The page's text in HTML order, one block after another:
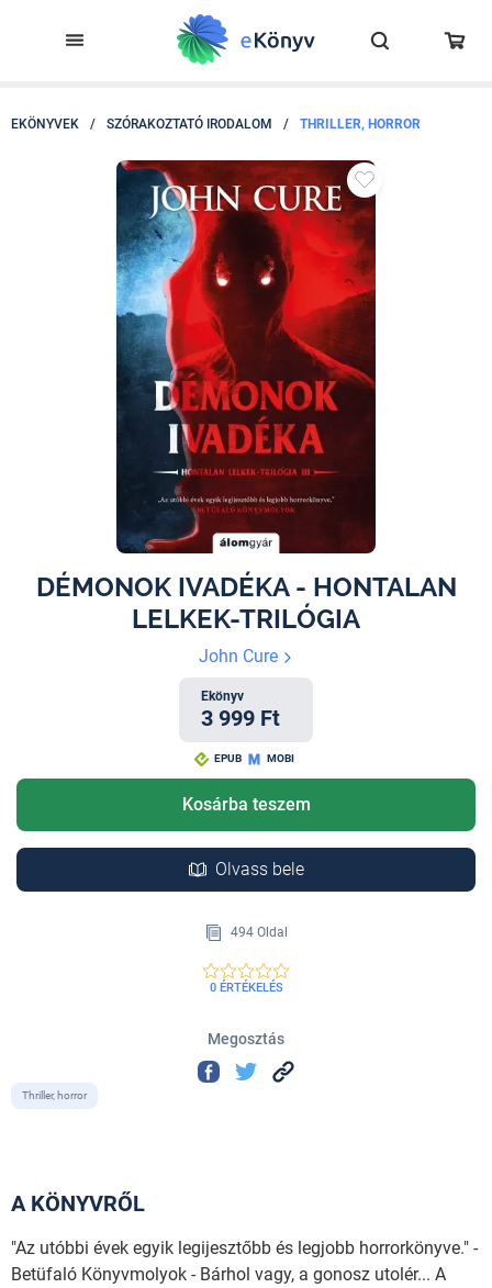
EKÖNYVEK / SZÓRAKOZTATÓ IRODALOM / THRILLER, HORROR
DÉMONOK IVADÉKA - HONTALAN
LELKEK-TRILÓGIA
John Cure
Ekönyv
3 999 Ft
EPUB MOBI
Kosárba teszem
Olvass bele
494 Oldal
0 ÉRTÉKELÉS
Megosztás
Thriller, horror
A KÖNYVRŐL
"Az utóbbi évek egyik legijesztőbb és legjobb horrorkönyve." -
Betüfaló Könyvmolyok - Bárhol vagy, a gonosz utolér... A